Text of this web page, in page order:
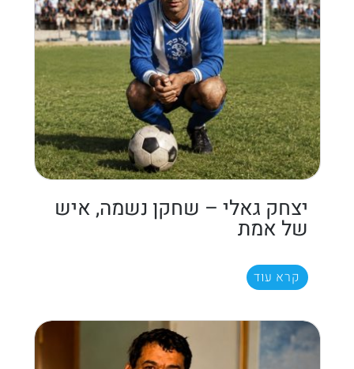
יצחק גאלי – שחקן נשמה, איש
של אמת
קרא עוד